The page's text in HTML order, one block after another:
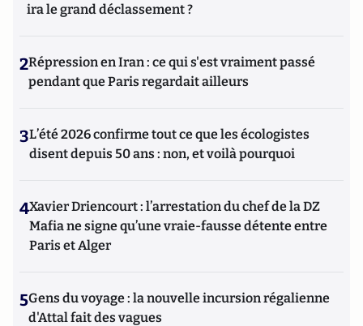
ira le grand déclassement ?
2Répression en Iran : ce qui s'est vraiment passé
pendant que Paris regardait ailleurs
3L’été 2026 confirme tout ce que les écologistes
disent depuis 50 ans : non, et voilà pourquoi
4Xavier Driencourt : l’arrestation du chef de la DZ
Mafia ne signe qu’une vraie-fausse détente entre
Paris et Alger
5Gens du voyage : la nouvelle incursion régalienne
d'Attal fait des vagues